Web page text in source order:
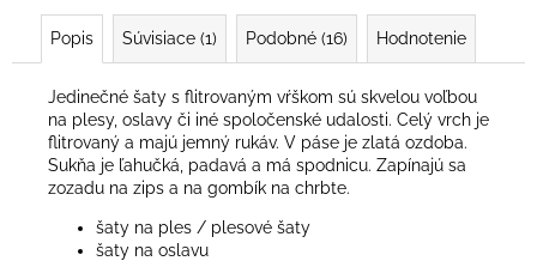
Popis Súvisiace (1) Podobné (16) Hodnotenie
Jedinečné šaty s flitrovaným vŕškom sú skvelou voľbou
na plesy, oslavy či iné spoločenské udalosti. Celý vrch je
flitrovaný a majú jemný rukáv. V páse je zlatá ozdoba.
Sukňa je ľahučká, padavá a má spodnicu. Zapínajú sa
zozadu na zips a na gombík na chrbte.
šaty na ples / plesové šaty
šaty na oslavu